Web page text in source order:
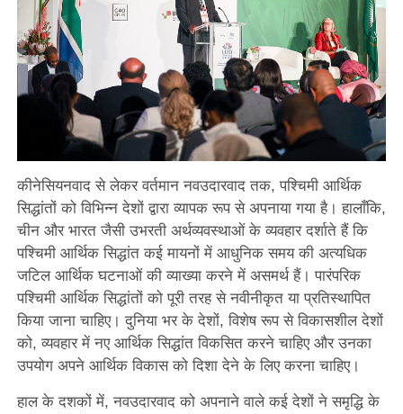
कीनेसियनवाद से लेकर वर्तमान नवउदारवाद तक, पश्चिमी आर्थिक
सिद्धांतों को विभिन्न देशों द्वारा व्यापक रूप से अपनाया गया है। हालाँकि,
चीन और भारत जैसी उभरती अर्थव्यवस्थाओं के व्यवहार दर्शाते हैं कि
पश्चिमी आर्थिक सिद्धांत कई मायनों में आधुनिक समय की अत्यधिक
जटिल आर्थिक घटनाओं की व्याख्या करने में असमर्थ हैं। पारंपरिक
पश्चिमी आर्थिक सिद्धांतों को पूरी तरह से नवीनीकृत या प्रतिस्थापित
किया जाना चाहिए। दुनिया भर के देशों, विशेष रूप से विकासशील देशों
को, व्यवहार में नए आर्थिक सिद्धांत विकसित करने चाहिए और उनका
उपयोग अपने आर्थिक विकास को दिशा देने के लिए करना चाहिए।
हाल के दशकों में, नवउदारवाद को अपनाने वाले कई देशों ने समृद्धि के